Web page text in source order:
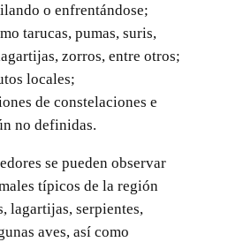
o enfrentándose;
tarucas, pumas, suris,
zorros, entre otros;
locales;
de constelaciones e
no definidas.
se pueden observar
típicos de la región
lagartijas, serpientes,
aves, así como